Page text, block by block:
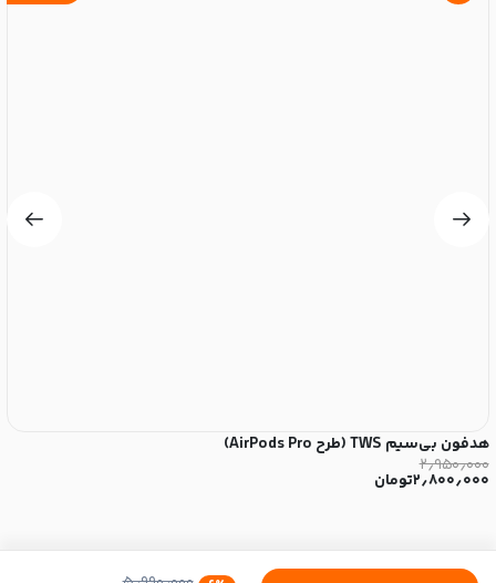
هدفون بی‌سیم TWS (طرح AirPods Pro)
۲٫۹۵۰٫۰۰۰
۲٫۸۰۰٫۰۰۰تومان